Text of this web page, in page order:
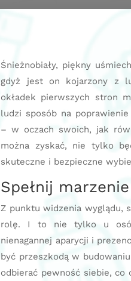
Śnieżnobiały, piękny
gdyż jest on kojarzony z
okładek pierwszych stron
ludzi sposób na
– w oczach swoich, jak
można zyskać, nie tylko
skuteczne i bezpieczne
Spełnij
Z punktu widzenia wyglądu,
rolę. I to nie tylko u osób
nienagannej aparycji i
być przeszkodą w
odbierać pewność siebie, co